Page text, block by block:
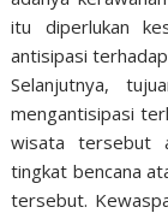
itu diperlukan
antisipasi
Selanjutnya,
mengantisipasi
wisata tersebut
tingkat bencana
tersebut.